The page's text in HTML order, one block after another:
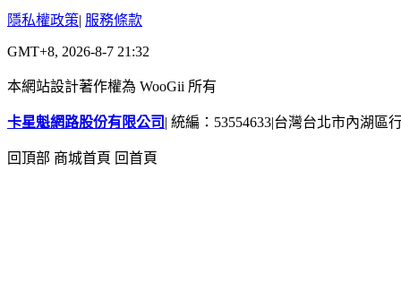
隱私權政策| 服務條款
GMT+8, 2026-8-7 21:32
本網站設計著作權為 WooGii 所有
卡星魁網路股份有限公司 | 統編：53554633|台灣台北市內湖區
回頂部 商城首頁 回首頁